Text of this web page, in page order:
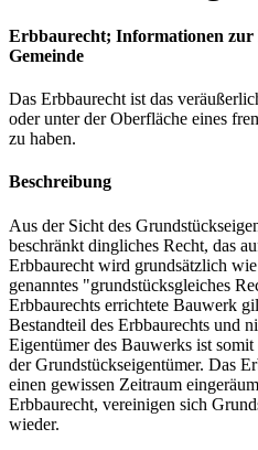
Erbbaurecht; Informationen zur
Gemeinde
Das Erbbaurecht ist das
oder unter der Oberfläche eines
zu haben.
Beschreibung
Aus der Sicht des
beschränkt dingliches Recht, das
Erbbaurecht wird grundsätzlich
genanntes "grundstücksgleiches
Erbbaurechts errichtete Bauwerk
Bestandteil des Erbbaurechts und
Eigentümer des Bauwerks ist
der Grundstückseigentümer. Das
einen gewissen Zeitraum
Erbbaurecht, vereinigen sich
wieder.